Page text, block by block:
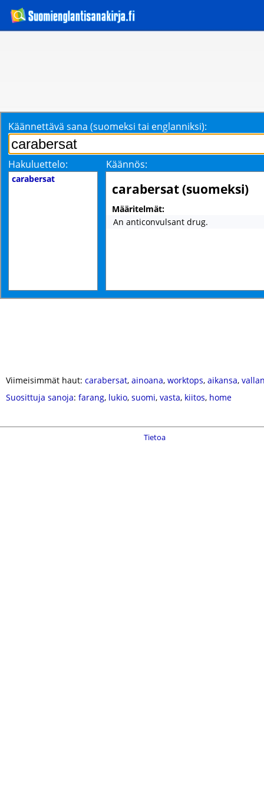
Käännettävä sana (suomeksi tai englanniksi):
Hakuluettelo: Käännös:
carabersat
carabersat (suomeksi)
Määritelmät:
An anticonvulsant drug.
Viimeisimmät haut: carabersat, ainoana, worktops, aikansa,
Suosittuja sanoja: farang, lukio, suomi, vasta, kiitos, home
Tietoa